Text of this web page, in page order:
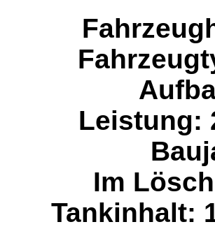
Leistung:
Im
Tankinhalt: